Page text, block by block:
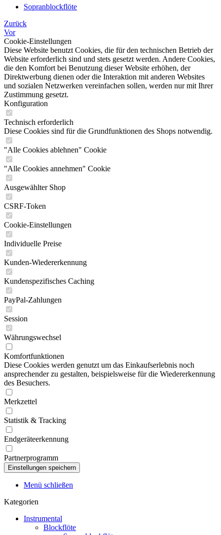
Sopranblockflöte
Zurück
Vor
Cookie-Einstellungen
Diese Website benutzt Cookies, die für den technischen Betrieb der
Website erforderlich sind und stets gesetzt werden. Andere Cookies,
die den Komfort bei Benutzung dieser Website erhöhen, der
Direktwerbung dienen oder die Interaktion mit anderen Websites
und sozialen Netzwerken vereinfachen sollen, werden nur mit Ihrer
Zustimmung gesetzt.
Konfiguration
Technisch erforderlich
Diese Cookies sind für die Grundfunktionen des Shops notwendig.
"Alle Cookies ablehnen" Cookie
"Alle Cookies annehmen" Cookie
Ausgewählter Shop
CSRF-Token
Cookie-Einstellungen
Individuelle Preise
Kunden-Wiedererkennung
Kundenspezifisches Caching
PayPal-Zahlungen
Session
Währungswechsel
Komfortfunktionen
Diese Cookies werden genutzt um das Einkaufserlebnis noch
ansprechender zu gestalten, beispielsweise für die Wiedererkennung
des Besuchers.
Merkzettel
Statistik & Tracking
Endgeräteerkennung
Partnerprogramm
Menü schließen
Kategorien
Instrumental
Blockflöte